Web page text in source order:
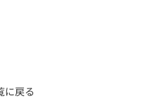
に戻る